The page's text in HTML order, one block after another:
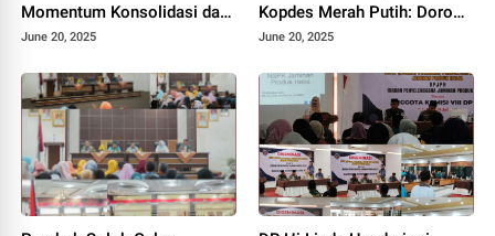
Momentum Konsolidasi dan
Pemilihan Pengurus Baru.
June 20, 2025
Kopdes Merah Putih: Dorong
Produksi Pupuk Organik dan
June 20, 2025